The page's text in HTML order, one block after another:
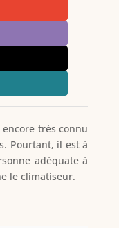
très connu
Pourtant, il est à
adéquate à
le climatiseur.